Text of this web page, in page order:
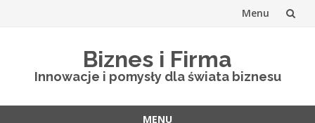
Menu
Biznes i Firma
Innowacje i pomysły dla świata biznesu
MENU